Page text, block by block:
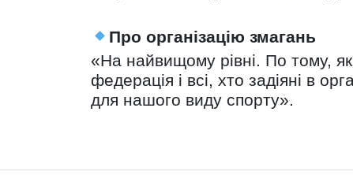
Про організацію змагань
«На найвищому рівні. По тому,
федерація і всі, хто задіяні в
для нашого виду спорту».